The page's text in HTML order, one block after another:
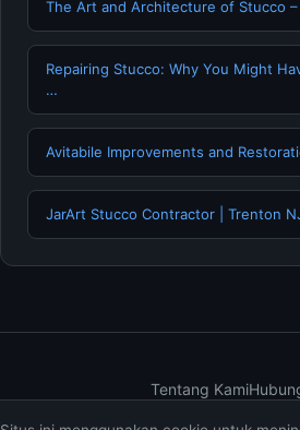
The Art and Architecture of Stucco –
Repairing Stucco: Why You Might
…
Avitabile Improvements and
JarArt Stucco Contractor | Trenton
Tentang Kami